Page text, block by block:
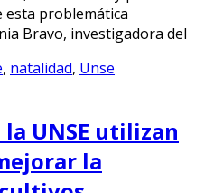
esta problemática
Bravo, investigadora del
, natalidad, Unse
UNSE utilizan
la